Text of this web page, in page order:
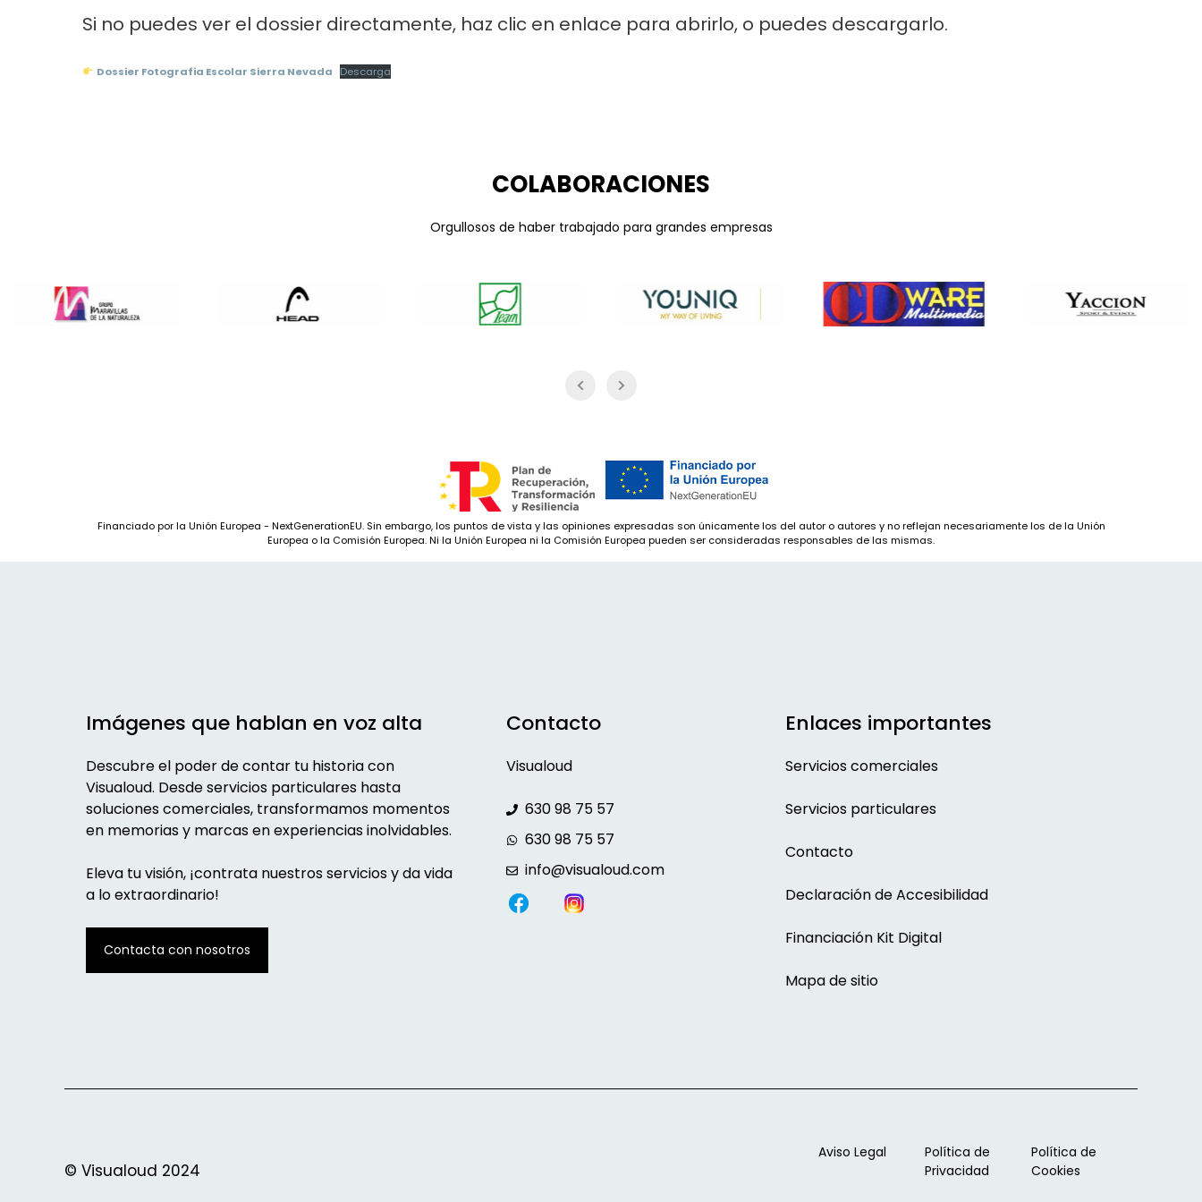
Si no puedes ver el dossier directamente, haz clic en enlace para abrirlo, o puedes descargarlo.
Dossier Fotografia Escolar Sierra Nevada Descarga
COLABORACIONES
Orgullosos de haber trabajado para grandes empresas
Financiado por la Unión Europea - NextGenerationEU. Sin embargo, los puntos de vista y las opiniones expresadas son únicamente los del autor o autores y no reflejan necesariamente los de la Unión
Europea o la Comisión Europea. Ni la Unión Europea ni la Comisión Europea pueden ser consideradas responsables de las mismas.
Imágenes que hablan en voz alta
Descubre el poder de contar tu historia con
Visualoud. Desde servicios particulares hasta
soluciones comerciales, transformamos momentos
en memorias y marcas en experiencias inolvidables.
Eleva tu visión, ¡contrata nuestros servicios y da vida
a lo extraordinario!
Contacta con nosotros
Contacto
Visualoud
630 98 75 57
630 98 75 57
info@visualoud.com
Enlaces importantes
Servicios comerciales
Servicios particulares
Contacto
Declaración de Accesibilidad
Financiación Kit Digital
Mapa de sitio
© Visualoud 2024
Aviso Legal
Política de
Privacidad
Política de
Cookies